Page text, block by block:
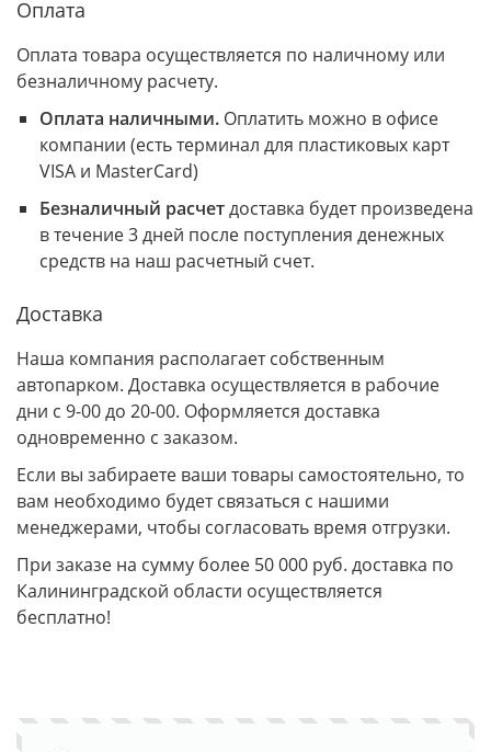
Оплата
Оплата товара осуществляется по наличному или
безналичному расчету.
Оплата наличными. Оплатить можно в офисе
компании (есть терминал для пластиковых карт
VISA и MasterCard)
Безналичный расчетдоставка будет произведена
в течение 3 дней после поступления денежных
средств на наш расчетный счет.
Доставка
Наша компания располагает собственным
автопарком. Доставка осуществляется в рабочие
дни с 9-00 до 20-00. Оформляется доставка
одновременно с заказом.
Если вы забираете ваши товары самостоятельно, то
вам необходимо будет связаться с нашими
менеджерами, чтобы согласовать время отгрузки.
При заказе на сумму более 50 000 руб. доставка по
Калининградской области осуществляется
бесплатно!